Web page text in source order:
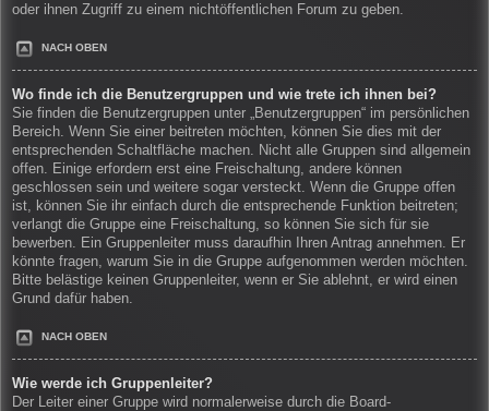
oder ihnen Zugriff zu einem nichtöffentlichen Forum zu geben.
NACH OBEN
Wo finde ich die Benutzergruppen und wie trete ich ihnen bei?
Sie finden die Benutzergruppen unter „Benutzergruppen“ im persönlichen
Bereich. Wenn Sie einer beitreten möchten, können Sie dies mit der
entsprechenden Schaltfläche machen. Nicht alle Gruppen sind allgemein
offen. Einige erfordern erst eine Freischaltung, andere können
geschlossen sein und weitere sogar versteckt. Wenn die Gruppe offen
ist, können Sie ihr einfach durch die entsprechende Funktion beitreten;
verlangt die Gruppe eine Freischaltung, so können Sie sich für sie
bewerben. Ein Gruppenleiter muss daraufhin Ihren Antrag annehmen. Er
könnte fragen, warum Sie in die Gruppe aufgenommen werden möchten.
Bitte belästige keinen Gruppenleiter, wenn er Sie ablehnt, er wird einen
Grund dafür haben.
NACH OBEN
Wie werde ich Gruppenleiter?
Der Leiter einer Gruppe wird normalerweise durch die Board-